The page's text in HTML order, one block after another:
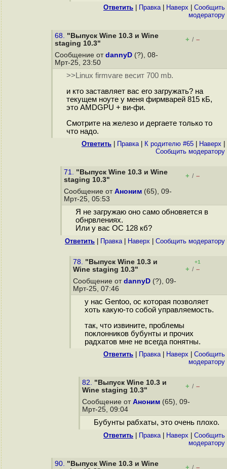
Ответить Правка| Наверх
Cообщить
модератору
68. "Выпуск Wine 10.3 и Wine
staging 10.3"
+ / –
Сообщение от dannyD (?), 08-
Мрт-25, 23:50
>>Linux firmvare весит 700 mb.
и кто заставляет вас его загружать? на
текущем ноуте у меня фирмварей 815 кБ,
это AMDGPU + ви-фи.
Смотрите на железо и дергаете только то
что надо.
Ответить Правка| К родителю #65 Наверх
Cообщить модератору
71. "Выпуск Wine 10.3 и Wine
staging 10.3"
+ / –
Сообщение от Аноним (65), 09-
Мрт-25, 05:53
Я не загружаю оно само обновяется в
обнрвлениях.
Или у вас ОС 128 кб?
Ответить Правка| Наверх Cообщить модератору
78. "Выпуск Wine 10.3 и
Wine staging 10.3"
+1
+ / –
Сообщение от dannyD (?), 09-
Мрт-25, 07:46
у нас Gentoo, ос которая позволяет
хоть какую-то собой управляемость.
так, что извините, проблемы
поклонников бубунты и прочих
радхатов мне не всегда понятны.
Ответить Правка| Наверх
Cообщить
модератору
82. "Выпуск Wine 10.3 и
Wine staging 10.3"
+ / –
Сообщение от Аноним (65), 09-
Мрт-25, 09:04
Бубунты рабхаты, это очень плохо.
Ответить Правка| Наверх
Cообщить
модератору
90. "Выпуск Wine 10.3 и Wine
+ / –